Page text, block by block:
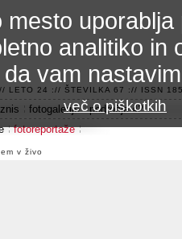
LETO 24 :// ŠTEVILKA 67 :// ISSN
fotogalerije
področje 42
fotoreportaže
v živo
mesto
analitiko in
vam
več o piškotkih